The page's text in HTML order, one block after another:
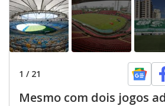
1 / 21
Mesmo com dois jogos